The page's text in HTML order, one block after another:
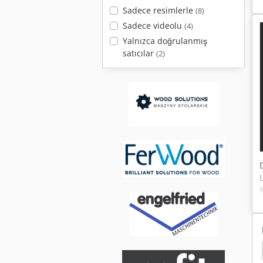
Sadece resimlerle (8)
Sadece videolu (4)
Yalnızca doğrulanmış
satıcılar (2)